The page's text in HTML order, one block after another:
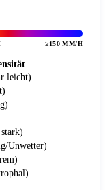
≥150 MM/H
leicht)
Unwetter)